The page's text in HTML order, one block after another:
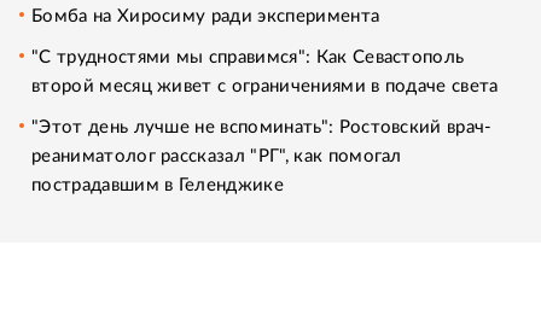
Бомба на Хиросиму ради эксперимента
"С трудностями мы справимся": Как Севастополь
второй месяц живет с ограничениями в подаче света
"Этот день лучше не вспоминать": Ростовский врач-
реаниматолог рассказал "РГ", как помогал
пострадавшим в Геленджике